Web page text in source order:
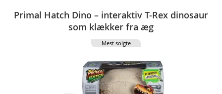
Primal Hatch Dino – interaktiv T-Rex dinosaur
som klækker fra æg
Mest solgte